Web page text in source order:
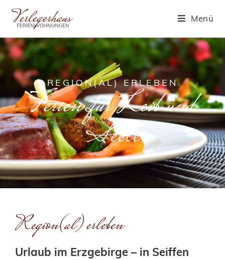
Menü
REGION(AL) ERLEBEN
Ferien für Leib und
Seele
Region(al) erleben
Urlaub im Erzgebirge – in Seiffen